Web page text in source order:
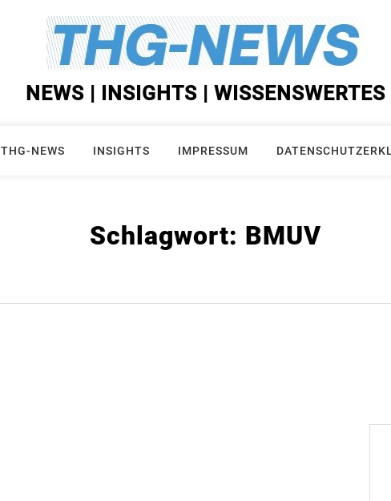
NEWS | INSIGHTS | WISSENSWERTES
THG-NEWS INSIGHTS IMPRESSUM
Schlagwort: BMUV